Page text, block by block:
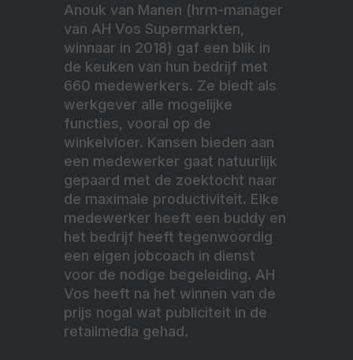
Anouk van Manen (hrm-manager
van AH Vos Supermarkten,
winnaar in 2018) gaf een blik in
de keuken van hun bedrijf met
660 medewerkers. Ze biedt als
werkgever alle mogelijke
functies, vooral op de
winkelvloer. Kansen bieden aan
een medewerker gaat natuurlijk
gepaard met de zoektocht naar
de maximale productiviteit. Elke
medewerker heeft een buddy en
het bedrijf heeft tegenwoordig
een eigen jobcoach in dienst
voor de nodige begeleiding. AH
Vos heeft na het winnen van de
prijs nogal wat publiciteit in de
retailmedia gehad.